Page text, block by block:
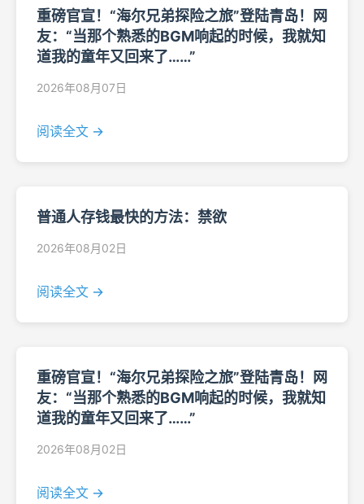
重磅官宣！“海尔兄弟探险之旅”登陆青岛！网
友：“当那个熟悉的BGM响起的时候，我就知
道我的童年又回来了……”
2026年08月07日
阅读全文 →
普通人存钱最快的方法：禁欲
2026年08月02日
阅读全文 →
重磅官宣！“海尔兄弟探险之旅”登陆青岛！网
友：“当那个熟悉的BGM响起的时候，我就知
道我的童年又回来了……”
2026年08月02日
阅读全文 →